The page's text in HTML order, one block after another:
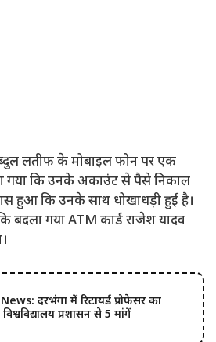
लतीफ के मोबाइल फोन पर एक
गया कि उनके अकाउंट से पैसे निकाल
हुआ कि उनके साथ धोखाधड़ी हुई है।
बदला गया ATM कार्ड राजेश यादव
दरभंगा में रिटायर्ड प्रोफेसर का
प्रशासन से 5 मांगें